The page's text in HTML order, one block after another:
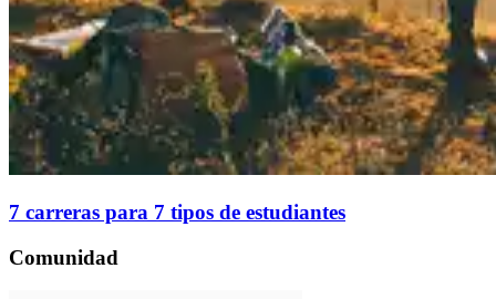
7 carreras para 7 tipos de estudiantes
Comunidad